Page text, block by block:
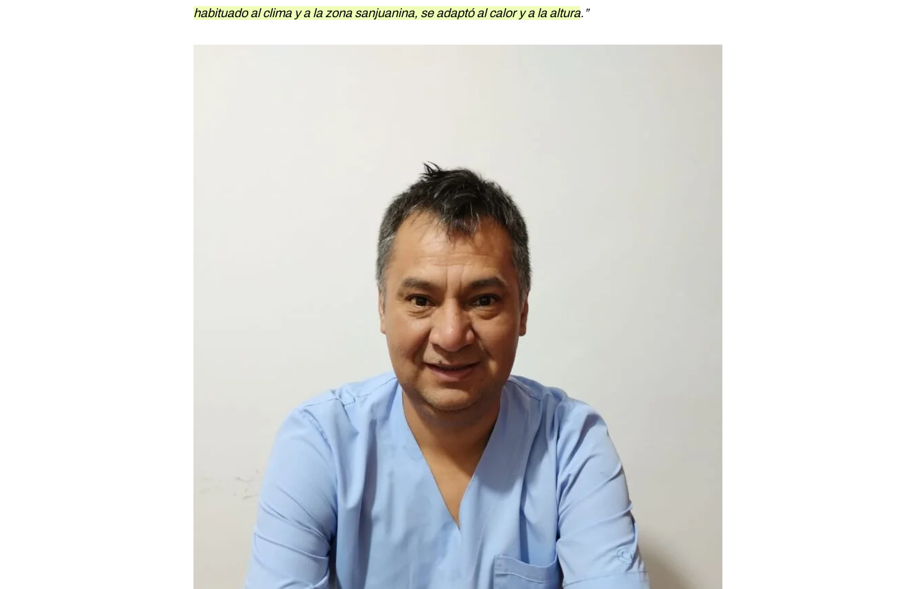
habituado al clima y a la zona sanjuanina, se adaptó al calor y a la altura.”